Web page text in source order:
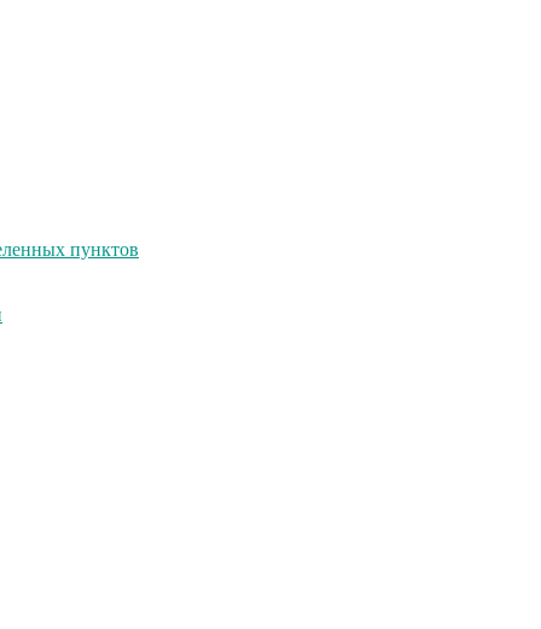
пунктов